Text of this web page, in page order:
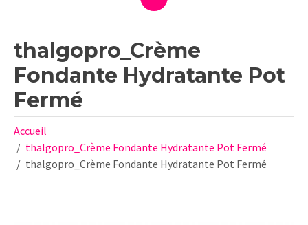
thalgopro_Crème
Fondante Hydratante Pot
Fermé
Accueil
thalgopro_Crème Fondante Hydratante Pot Fermé
thalgopro_Crème Fondante Hydratante Pot Fermé